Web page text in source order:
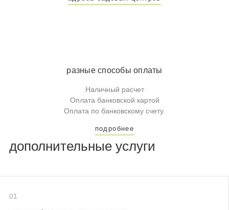
разные способы оплаты
Наличный расчет
Оплата банковской картой
Оплата по банковскому счету.
подробнее
дополнительные услуги
01